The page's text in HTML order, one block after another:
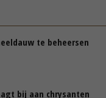
te beheersen
bij aan chrysanten